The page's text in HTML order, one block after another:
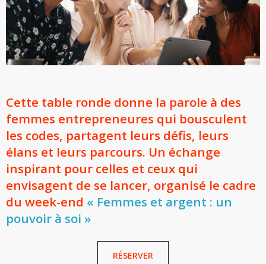
Cette table ronde donne la parole à des
femmes entrepreneures qui bousculent
les codes, partagent leurs défis, leurs
élans et leurs parcours. Un échange
inspirant pour celles et ceux qui
envisagent de se lancer, organisé le cadre
du week-end « Femmes et argent : un
pouvoir à soi »
RÉSERVER